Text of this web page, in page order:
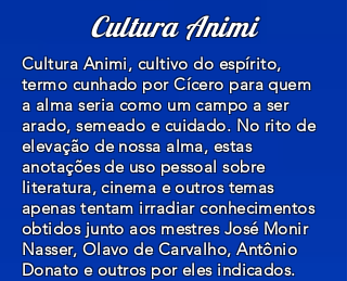
Cultura Animi
Cultura Animi, cultivo do espírito,
termo cunhado por Cícero para quem
a alma seria como um campo a ser
arado, semeado e cuidado. No rito de
elevação de nossa alma, estas
anotações de uso pessoal sobre
literatura, cinema e outros temas
apenas tentam irradiar conhecimentos
obtidos junto aos mestres José Monir
Nasser, Olavo de Carvalho, Antônio
Donato e outros por eles indicados.